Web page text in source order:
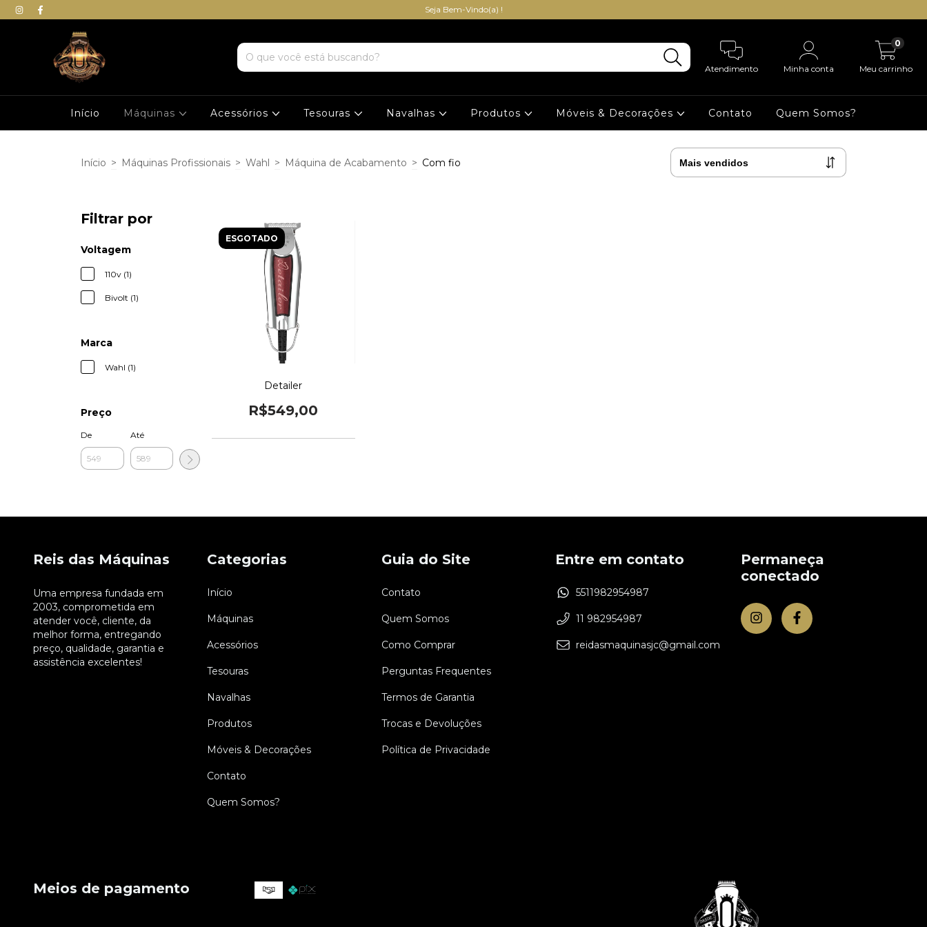
Seja Bem-Vindo(a) !
Atendimento Minha conta Meu carrinho
0
Início Máquinas Acessórios Tesouras Navalhas Produtos Móveis & Decorações Contato Quem Somos?
Início > Máquinas Profissionais > Wahl > Máquina de Acabamento > Com fio
Filtrar por
Voltagem
110v (1)
Bivolt (1)
Marca
Wahl (1)
Preço
De Até
ESGOTADO
Detailer
R$549,00
Reis das Máquinas
Uma empresa fundada em
2003, comprometida em
atender você, cliente, da
melhor forma, entregando
preço, qualidade, garantia e
assistência excelentes!
Categorias
Início
Máquinas
Acessórios
Tesouras
Navalhas
Produtos
Móveis & Decorações
Contato
Quem Somos?
Guia do Site
Contato
Quem Somos
Como Comprar
Perguntas Frequentes
Termos de Garantia
Trocas e Devoluções
Política de Privacidade
Entre em contato
5511982954987
11 982954987
reidasmaquinasjc@gmail.com
Permaneça
conectado
Meios de pagamento